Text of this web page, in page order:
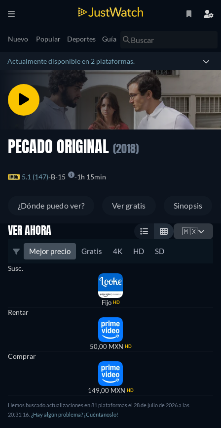
Nuevo Popular Deportes Guía
Actualmente disponible en 2 plataformas.
PECADO ORIGINAL (2018)
5.1 (147) B-15 1h 15min
¿Dónde puedo ver? Ver gratis Sinopsis
VER AHORA 🇲🇽
Mejor precio Gratis 4K HD SD
Susc.
Fijo HD
Rentar
50,00 MXN HD
Comprar
149,00 MXN HD
Hemos buscado actualizaciones en 81 plataformas el 28 de julio de 2026 a las
20:31:16. ¿Hay algún problema? ¡Cuéntanoslo!